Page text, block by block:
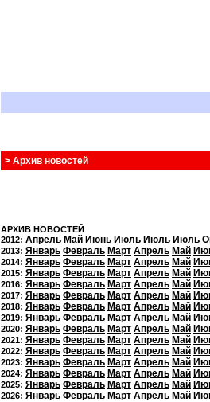
> Архив новостей
АРХИВ НОВОСТЕЙ
2012: Апрель Май Июнь Июль Июль Июль
2013: Январь Февраль Март Апрель Май
2014: Январь Февраль Март Апрель Май
2015: Январь Февраль Март Апрель Май
2016: Январь Февраль Март Апрель Май
2017: Январь Февраль Март Апрель Май
2018: Январь Февраль Март Апрель Май
2019: Январь Февраль Март Апрель Май
2020: Январь Февраль Март Апрель Май
2021: Январь Февраль Март Апрель Май
2022: Январь Февраль Март Апрель Май
2023: Январь Февраль Март Апрель Май
2024: Январь Февраль Март Апрель Май
2025: Январь Февраль Март Апрель Май
2026: Январь Февраль Март Апрель Май